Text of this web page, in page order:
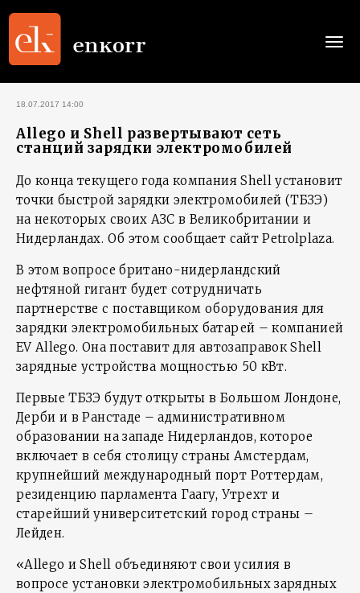
18.07.2017 14:00
Allego и Shell развертывают сеть
станций зарядки электромобилей
До конца текущего года компания Shell установит
точки быстрой зарядки электромобилей (ТБЗЭ)
на некоторых своих АЗС в Великобритании и
Нидерландах. Об этом сообщает сайт Petrolplaza.
В этом вопросе британо-нидерландский
нефтяной гигант будет сотрудничать
партнерстве с поставщиком оборудования для
зарядки электромобильных батарей – компанией
EV Allego. Она поставит для автозаправок Shell
зарядные устройства мощностью 50 кВт.
Первые ТБЗЭ будут открыты в Большом Лондоне,
Дерби и в Ранстаде – административном
образовании на западе Нидерландов, которое
включает в себя столицу страны Амстердам,
крупнейший международный порт Роттердам,
резиденцию парламента Гаагу, Утрехт и
старейший университетский город страны –
Лейден.
«Allego и Shell объединяют свои усилия в
вопросе установки электромобильных зарядных